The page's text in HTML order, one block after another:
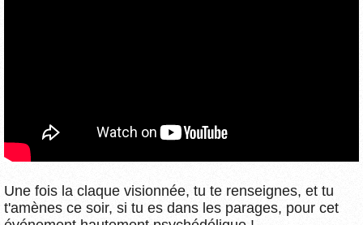
Une fois la claque visionnée, tu te renseignes, et tu
t'amènes ce soir, si tu es dans les parages, pour cet